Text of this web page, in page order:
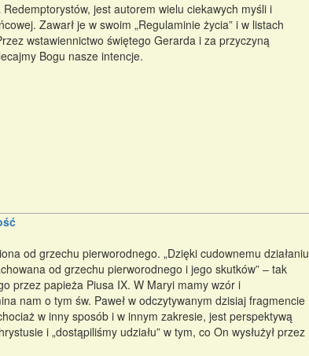
jest autorem wielu ciekawych myśli i
Zawarł je w swoim „Regulaminie życia” i w listach
wstawiennictwo świętego Gerarda i za przyczyną
Bogu nasze intencje.
od grzechu pierworodnego. „Dzięki cudownemu działaniu
od grzechu pierworodnego i jego skutków” – tak
przez papieża Piusa IX. W Maryi mamy wzór i
nam o tym św. Paweł w odczytywanym dzisiaj fragmencie
w inny sposób i w innym zakresie, jest perspektywą
i „dostąpiliśmy udziału” w tym, co On wysłużył przez